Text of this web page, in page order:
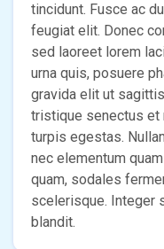
tincidunt. Fusce ac
feugiat elit. Donec
sed laoreet lorem
urna quis, posuere
gravida elit ut
tristique senectus et
turpis egestas.
nec elementum
quam, sodales
scelerisque. Integer
blandit.